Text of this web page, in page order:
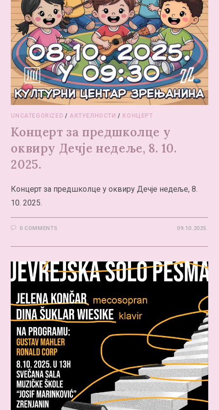
UNCATEGORIZED / АКТУЕЛНОСТИ / КОНЦЕРТ
Концерт за предшколце у
оквиру Дечје недеље, 8. 10.
2025.
Концерт за предшколце у оквиру Дечје недеље, 8.
10. 2025.
0 COMMENTS 09.10.2025.